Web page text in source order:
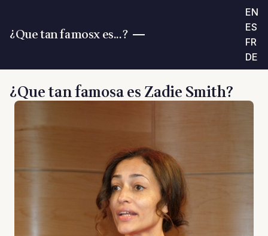
¿Que tan famosx es...?
EN
ES
FR
DE
¿Que tan famosa es Zadie Smith?